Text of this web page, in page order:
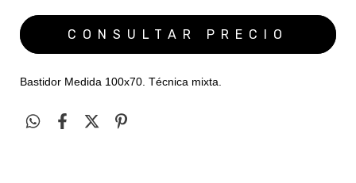
Bastidor Medida 100x70. Técnica mixta.